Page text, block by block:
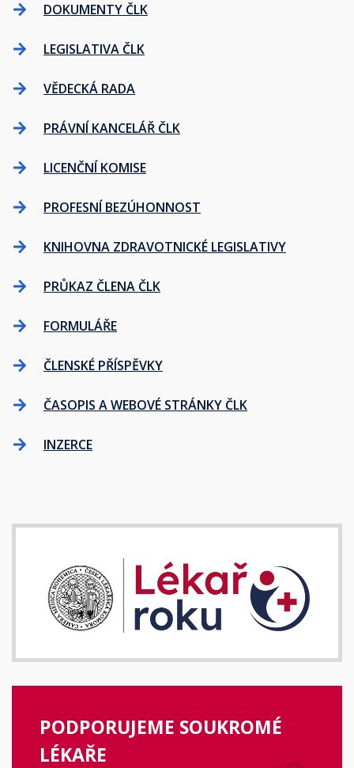
DOKUMENTY ČLK
LEGISLATIVA ČLK
VĚDECKÁ RADA
PRÁVNÍ KANCELÁŘ ČLK
LICENČNÍ KOMISE
PROFESNÍ BEZÚHONNOST
KNIHOVNA ZDRAVOTNICKÉ LEGISLATIVY
PRŮKAZ ČLENA ČLK
FORMULÁŘE
ČLENSKÉ PŘÍSPĚVKY
ČASOPIS A WEBOVÉ STRÁNKY ČLK
INZERCE
PODPORUJEME SOUKROMÉ
LÉKAŘE